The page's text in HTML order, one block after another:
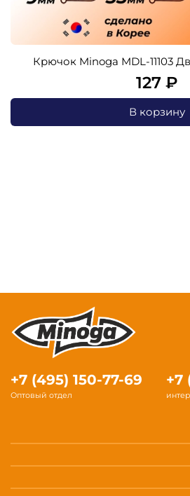
Крючок Minoga MDL-11103
127 ₽
В корзину
+7 (495) 150-77-69
Оптовый отдел
+7